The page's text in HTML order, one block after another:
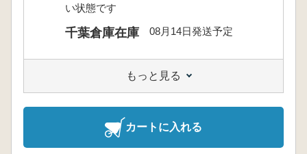
い状態です
千葉倉庫在庫 08月14日発送予定
もっと見る
カートに入れる